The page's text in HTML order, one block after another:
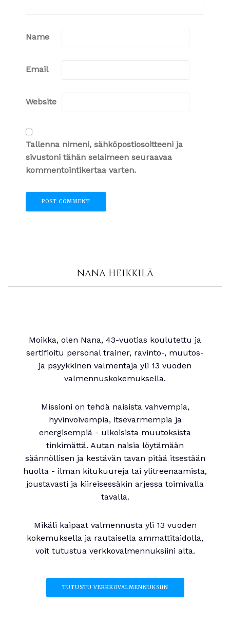
Name
Email
Website
Tallenna nimeni, sähköpostiosoitteeni ja
sivustoni tähän selaimeen seuraavaa
kommentointikertaa varten.
NANA HEIKKILÄ
Moikka, olen Nana, 43-vuotias koulutettu ja
sertifioitu personal trainer, ravinto-, muutos-
ja psyykkinen valmentaja yli 13 vuoden
valmennuskokemuksella.
Missioni on tehdä naisista vahvempia,
hyvinvoivempia, itsevarmempia ja
energisempiä - ulkoisista muutoksista
tinkimättä. Autan naisia löytämään
säännöllisen ja kestävän tavan pitää itsestään
huolta - ilman kitukuureja tai ylitreenaamista,
joustavasti ja kiireisessäkin arjessa toimivalla
tavalla.
Mikäli kaipaat valmennusta yli 13 vuoden
kokemuksella ja rautaisella ammattitaidolla,
voit tutustua verkkovalmennuksiini alta.
TUTUSTU VERKKOVALMENNUKSIIN